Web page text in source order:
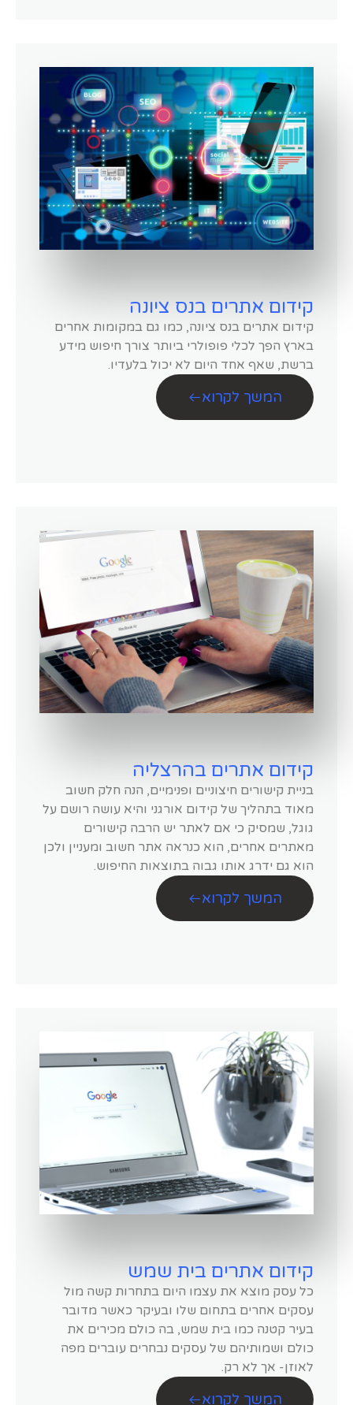
קידום אתרים בנס ציונה
קידום אתרים בנס ציונה, כמו גם במקומות אחרים
בארץ הפך לכלי פופולרי ביותר צורך חיפוש מידע
ברשת, שאף אחד היום לא יכול בלעדיו.
המשך לקרוא
קידום אתרים בהרצליה
בניית קישורים חיצוניים ופנימיים, הנה חלק חשוב
מאוד בתהליך של קידום אורגני והיא עושה רושם על
גוגל, שמסיק כי אם לאתר יש הרבה קישורים
מאתרים אחרים, הוא כנראה אתר חשוב ומעניין ולכן
הוא גם ידרג אותו גבוה בתוצאות החיפוש.
המשך לקרוא
קידום אתרים בית שמש
כל עסק מוצא את עצמו היום בתחרות קשה מול
עסקים אחרים בתחום שלו ובעיקר כאשר מדובר
בעיר קטנה כמו בית שמש, בה כולם מכירים את
כולם ושמותיהם של עסקים נבחרים עוברים מפה
לאוזן- אך לא רק.
המשך לקרוא